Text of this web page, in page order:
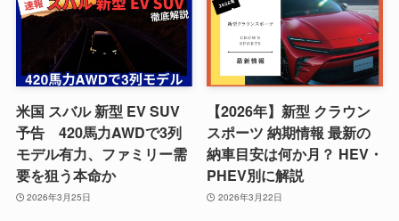
米国 スバル 新型 EV SUV
予告 420馬力AWDで3列
モデル有力、ファミリー需
要を狙う本命か
2026年3月25日
【2026年】新型 クラウン
スポーツ 納期情報 最新の
納車目安は何か月？ HEV・
PHEV別に解説
2026年3月22日